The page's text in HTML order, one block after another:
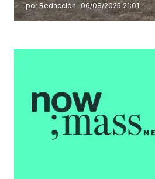
por Redacción 06/08/2025 21:01